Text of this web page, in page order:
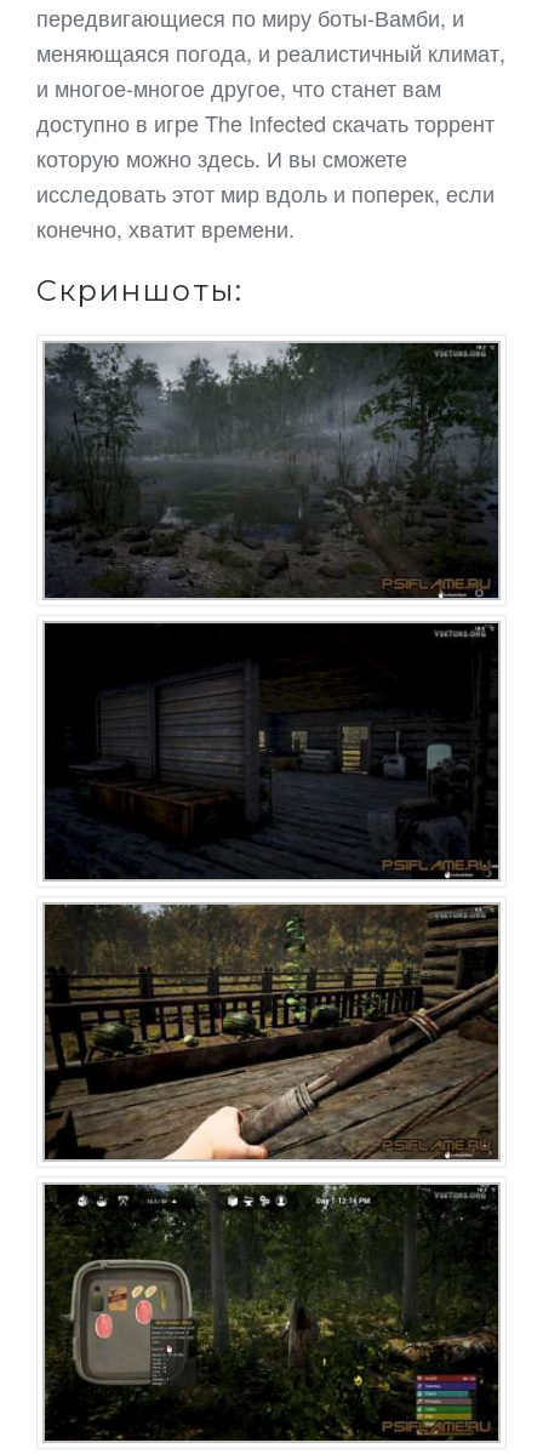
передвигающиеся по миру боты-Вамби, и
меняющаяся погода, и реалистичный климат,
и многое-многое другое, что станет вам
доступно в игре The Infected скачать торрент
которую можно здесь. И вы сможете
исследовать этот мир вдоль и поперек, если
конечно, хватит времени.
Скриншоты: